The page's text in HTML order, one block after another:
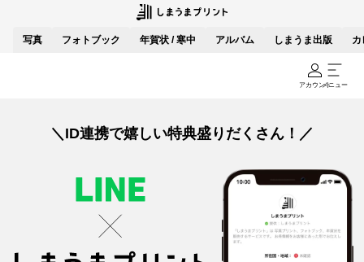
写真 フォトブック 年賀状 / 寒中 アルバム しまうま出版 カ
アカウントメニュー
＼ID連携で嬉しい特典盛りだくさん！／